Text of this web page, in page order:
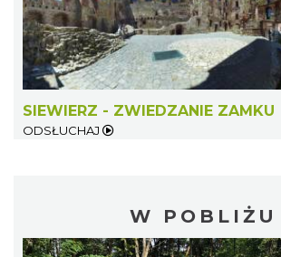
SIEWIERZ - ZWIEDZANIE ZAMKU
ODSŁUCHAJ
W POBLIŻU